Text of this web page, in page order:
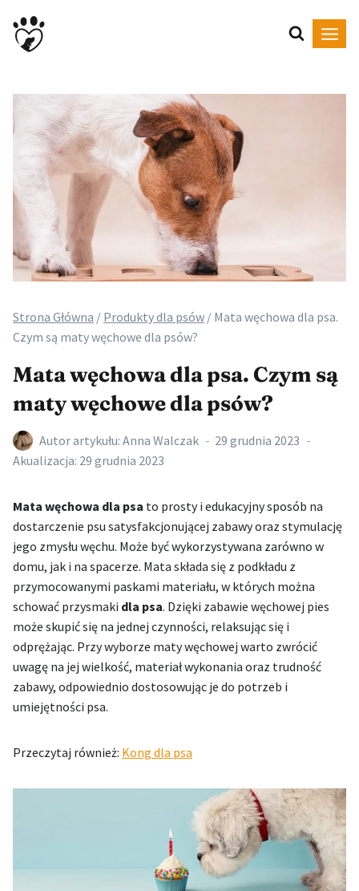
treści
Strona Główna / Produkty dla psów / Mata węchowa dla psa.
Czym są maty węchowe dla psów?
Mata węchowa dla psa. Czym są
maty węchowe dla psów?
Autor artykułu: Anna Walczak
29 grudnia 2023
Akualizacja: 29 grudnia 2023
Mata węchowa dla psa to prosty i edukacyjny sposób na
dostarczenie psu satysfakcjonującej zabawy oraz stymulację
jego zmysłu węchu. Może być wykorzystywana zarówno w
domu, jak i na spacerze. Mata składa się z podkładu z
przymocowanymi paskami materiału, w których można
schować przysmaki dla psa. Dzięki zabawie węchowej pies
może skupić się na jednej czynności, relaksując się i
odprężając. Przy wyborze maty węchowej warto zwrócić
uwagę na jej wielkość, materiał wykonania oraz trudność
zabawy, odpowiednio dostosowując je do potrzeb i
umiejętności psa.
Przeczytaj również: Kong dla psa